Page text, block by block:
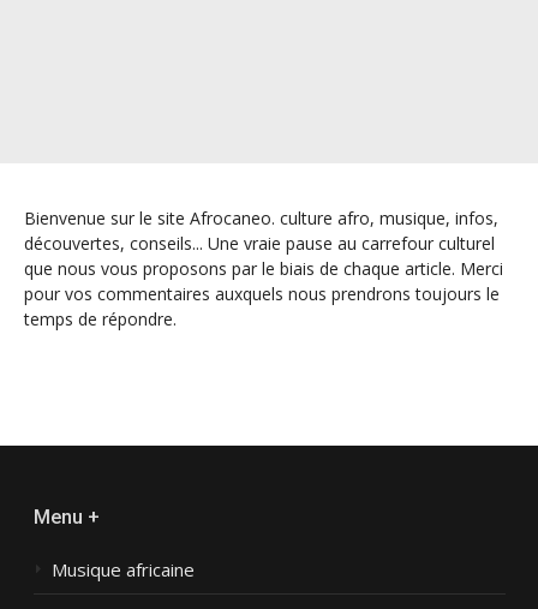
Bienvenue sur le site Afrocaneo. culture afro, musique, infos,
découvertes, conseils... Une vraie pause au carrefour culturel
que nous vous proposons par le biais de chaque article. Merci
pour vos commentaires auxquels nous prendrons toujours le
temps de répondre.
Menu +
Musique africaine